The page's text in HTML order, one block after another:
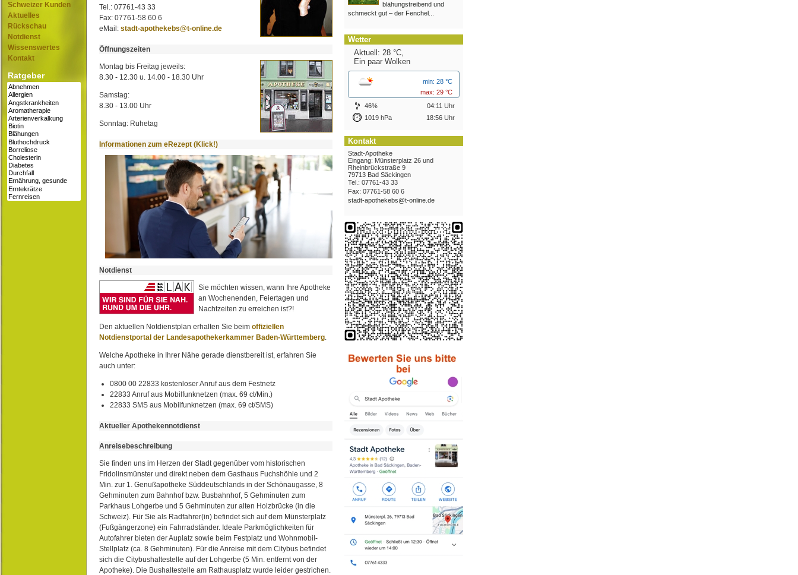
Schweizer Kunden
Aktuelles
Rückschau
Notdienst
Wissenswertes
Kontakt
Ratgeber
Tel.: 07761-43 33
Fax: 07761-58 60 6
eMail: stadt-apothekebs@t-online.de
Öffnungszeiten
Montag bis Freitag jeweils:
8.30 - 12.30 u. 14.00 - 18.30 Uhr
Samstag:
8.30 - 13.00 Uhr
Sonntag: Ruhetag
Informationen zum eRezept (Klick!)
Notdienst
Sie möchten wissen, wann Ihre Apotheke
an Wochenenden, Feiertagen und
Nachtzeiten zu erreichen ist?!
Den aktuellen Notdienstplan erhalten Sie beim offiziellen
Notdienstportal der Landesapothekerkammer Baden-Württemberg
Welche Apotheke in Ihrer Nähe gerade dienstbereit ist, erfahren Sie
auch unter:
0800 00 22833 kostenloser Anruf aus dem Festnetz
22833 Anruf aus Mobilfunknetzen (max. 69 ct/Min.)
22833 SMS aus Mobilfunknetzen (max. 69 ct/SMS)
Aktueller Apothekennotdienst
Anreisebeschreibung
Sie finden uns im Herzen der Stadt gegenüber vom historischen
Fridolinsmünster und direkt neben dem Gasthaus Fuchshöhle und 2
Min. zur 1. Genußapotheke Süddeutschlands in der Schönaugasse, 8
Gehminuten zum Bahnhof bzw. Busbahnhof, 5 Gehminuten zum
Parkhaus Lohgerbe und 5 Gehminuten zur alten Holzbrücke (in die
Schweiz). Für Sie als Radfahrer(in) befindet sich auf dem Münsterplatz
(Fußgängerzone) ein Fahrradständer. Ideale Parkmöglichkeiten für
Autofahrer bieten der Auplatz sowie beim Festplatz und Wohnmobil-
Stellplatz (ca. 8 Gehminuten). Für die Anreise mit dem Citybus befindet
sich die Citybushaltestelle auf der Lohgerbe (5 Min. entfernt von der
Apotheke). Die Bushaltestelle am Rathausplatz wurde leider gestrichen.
blähungstreibend und
schmeckt gut – der Fenchel...
Wetter
Aktuell: 28 °C,
Ein paar Wolken
min: 28 °C
max: 29 °C
46%
04:11 Uhr
1019 hPa
18:56 Uhr
Kontakt
Stadt-Apotheke
Eingang: Münsterplatz 26 und
Rheinbrückstraße 9
79713 Bad Säckingen
Tel.: 07761-43 33
Fax: 07761-58 60 6
stadt-apothekebs@t-online.de